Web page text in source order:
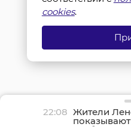
22:08 Жители
грибные
cookies.